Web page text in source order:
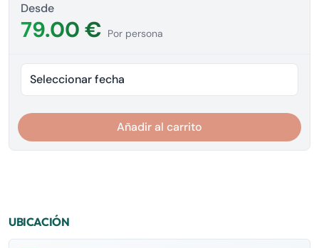
Desde
79.00 € Por persona
Seleccionar fecha
Añadir al carrito
UBICACIÓN